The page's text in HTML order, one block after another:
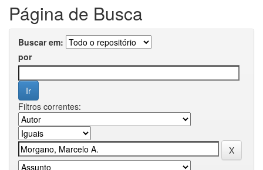
Página de Busca
Buscar em:
por
Filtros correntes: